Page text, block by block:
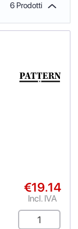
6 Prodotti
€19.14
Incl. IVA